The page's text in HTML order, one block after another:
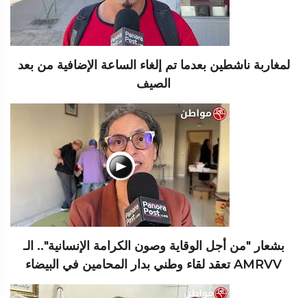
لمغاربة ناشطين بعدما تم إلغاء الساعة الإضافية من بعد
الصيف
بشعار "من أجل الوقاية وصون الكرامة الإنسانية".. الـ
AMRVV تعقد لقاء وطني بدار المحامين في البيضاء